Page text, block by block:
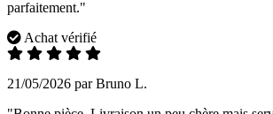
parfaitement."
Achat vérifié
21/05/2026 par Bruno L.